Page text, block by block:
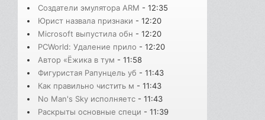
Создатели эмулятора ARM - 12:35
Юрист назвала признаки - 12:20
Microsoft выпустила обн - 12:20
PCWorld: Удаление прило - 12:20
Автор «Ёжика в тум - 11:58
Фигуристая Рапунцель уб - 11:43
Как правильно чистить м - 11:43
No Man's Sky исполняетс - 11:43
Раскрыты основные специ - 11:39